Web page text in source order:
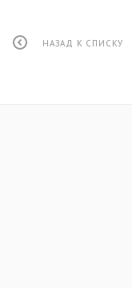
НАЗАД К СПИСКУ